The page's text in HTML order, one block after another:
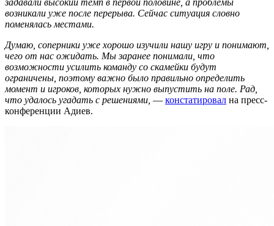
возникали уже после перерыва. Сейчас ситуация словно
поменялась местами.
Думаю, соперники уже хорошо изучили нашу игру и понимают,
чего от нас ожидать. Мы заранее понимали, что
возможности усилить команду со скамейки будут
ограничены, поэтому важно было правильно определить
момент и игроков, которых нужно выпустить на поле. Рад,
что удалось угадать с решениями, — констатировал на пресс-
конференции Адиев.